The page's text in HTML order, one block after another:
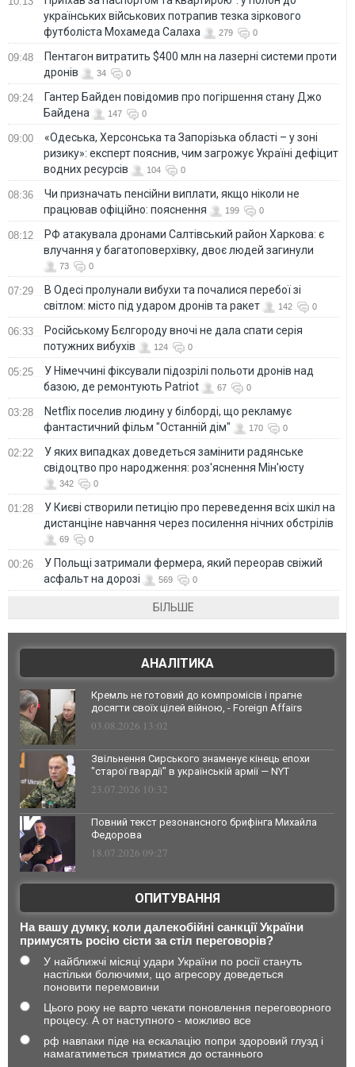
українських військових потрапив тезка зіркового
футболіста Мохамеда Салаха
279 0
09:48
Пентагон витратить $400 млн на лазерні системи проти
дронів
34 0
09:24
Гантер Байден повідомив про погіршення стану Джо
Байдена
147 0
09:00
«Одеська, Херсонська та Запорізька області – у зоні
ризику»: експерт пояснив, чим загрожує Україні дефіцит
водних ресурсів
104 0
08:36
Чи призначать пенсійни виплати, якщо ніколи не
працював офіційно: пояснення
199 0
08:12
РФ атакувала дронами Салтівський район Харкова: є
влучання у багатоповерхівку, двоє людей загинули
73 0
07:29
В Одесі пролунали вибухи та почалися перебої зі
світлом: місто під ударом дронів та ракет
142 0
06:33
Російському Бєлгороду вночі не дала спати серія
потужних вибухів
124 0
05:25
У Німеччині фіксували підозрілі польоти дронів над
базою, де ремонтують Patriot
67 0
03:28
Netflix поселив людину у білборді, що рекламує
фантастичний фільм "Останній дім"
170 0
02:22
У яких випадках доведеться замінити радянське
свідоцтво про народження: роз'яснення Мін'юсту
342 0
01:28
У Києві створили петицію про переведення всіх шкіл на
дистанціне навчання через посилення нічних обстрілів
69 0
00:26
У Польщі затримали фермера, який переорав свіжий
асфальт на дорозі
569 0
БІЛЬШЕ
АНАЛІТИКА
Кремль не готовий до компромісів і прагне
досягти своїх цілей війною, - Foreign Affairs
03.08.2026 13:02
Звільнення Сирського знаменує кінець епохи
"старої гвардії" в українській армії — NYT
23.07.2026 10:32
Повний текст резонансного брифінга Михайла
Федорова
18.07.2026 09:27
ОПИТУВАННЯ
На вашу думку, коли далекобійні санкції України
примусять росію сісти за стіл переговорів?
У найближчі місяці удари України по росії стануть
настільки болючими, що агресору доведеться
поновити перемовини
Цього року не варто чекати поновлення переговорного
процесу. А от наступного - можливо все
рф навпаки піде на ескалацію попри здоровий глузд і
намагатиметься триматися до останнього